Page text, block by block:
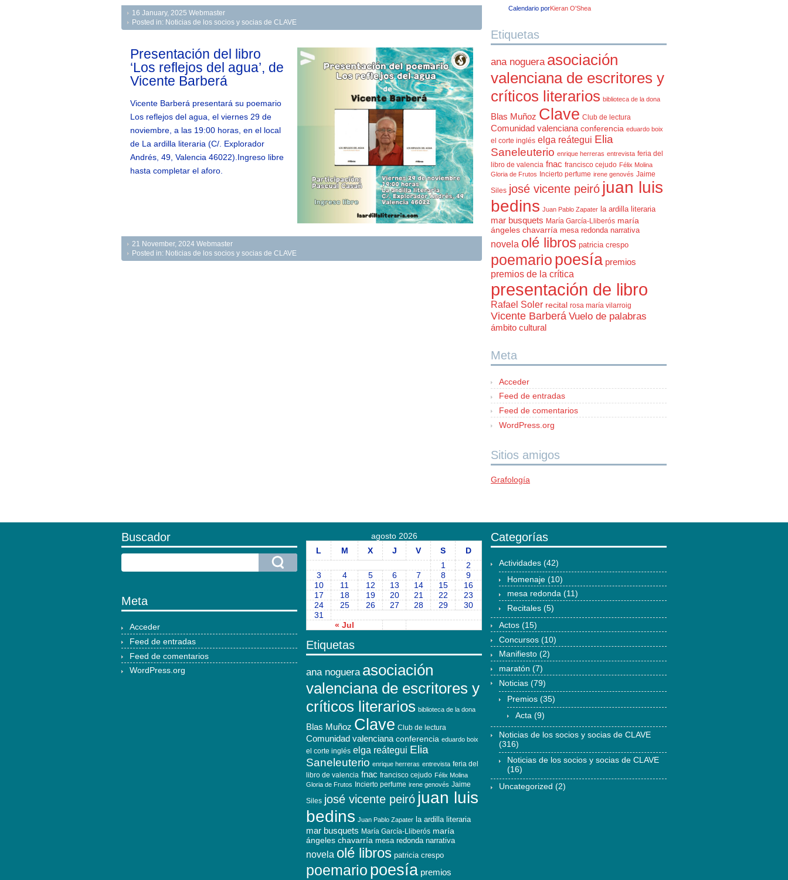
16 January, 2025 Webmaster
Posted in: Noticias de los socios y socias de CLAVE
Presentación del libro
‘Los reflejos del agua’, de
Vicente Barberá
Vicente Barberá presentará su poemario
Los reflejos del agua, el viernes 29 de
noviembre, a las 19:00 horas, en el local
de La ardilla literaria (C/. Explorador
Andrés, 49, Valencia 46022).Ingreso libre
hasta completar el aforo.
21 November, 2024 Webmaster
Posted in: Noticias de los socios y socias de CLAVE
Calendario porKieran O'Shea
Etiquetas
ana noguera asociación
valenciana de escritores y
críticos literarios biblioteca de la dona
Blas Muñoz Clave Club de lectura
Comunidad valenciana conferencia eduardo boix
el corte inglés elga reátegui Elia
Saneleuterio enrique herreras entrevista feria del
libro de valencia fnac francisco cejudo Félix Molina
Gloria de Frutos
Incierto perfume irene genovés Jaime
Siles josé vicente peiró juan luis
bedins Juan Pablo Zapater la ardilla literaria
mar busquets María García-Lliberós maría
ángeles chavarría mesa redonda narrativa
novela olé libros patricia crespo
poemario poesía premios
premios de la crítica
presentación de libro
Rafael Soler recital rosa maría vilarroig
Vicente Barberá Vuelo de palabras
ámbito cultural
Meta
Acceder
Feed de entradas
Feed de comentarios
WordPress.org
Sitios amigos
Grafología
Buscador
agosto 2026
L
M X J V S D
« Jul
1
2
3
4 5 6 7 8
9
10
11 12 13 14 15
16
17
18 19 20 21 22
23
24
25 26 27 28 29
30
31
Categorías
Actividades (42)
Homenaje (10)
mesa redonda (11)
Recitales (5)
Actos (15)
Concursos (10)
Manifiesto (2)
maratón (7)
Noticias (79)
Premios (35)
Acta (9)
Noticias de los socios y socias de CLAVE
(316)
Noticias de los socios y socias de CLAVE
(16)
Uncategorized (2)
Meta
Acceder
Feed de entradas
Feed de comentarios
WordPress.org
Etiquetas
ana noguera asociación
valenciana de escritores y
críticos literarios biblioteca de la dona
Blas Muñoz Clave Club de lectura
Comunidad valenciana conferencia eduardo boix
el corte inglés elga reátegui Elia
Saneleuterio enrique herreras entrevista feria del
libro de valencia fnac francisco cejudo Félix Molina
Gloria de Frutos Incierto perfume irene genovés Jaime
Siles josé vicente peiró juan luis
bedins Juan Pablo Zapater la ardilla literaria
mar busquets María García-Lliberós maría
ángeles chavarría mesa redonda narrativa
novela olé libros patricia crespo
poemario poesía premios